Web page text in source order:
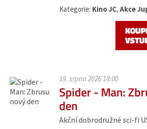
Kategorie: Kino JC, Akce
19. srpna 2026 18:00
Spider - Man:
den
Akční dobrodružné sci-fi